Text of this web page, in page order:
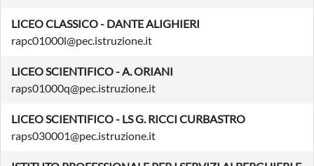
LICEO CLASSICO - DANTE ALIGHIERI
rapc01000l@pec.istruzione.it
LICEO SCIENTIFICO - A. ORIANI
raps01000q@pec.istruzione.it
LICEO SCIENTIFICO - LS G. RICCI CURBASTRO
raps030001@pec.istruzione.it